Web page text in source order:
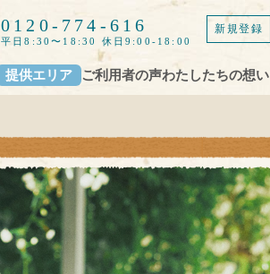
0120-774-616
平日8:30〜18:30 休日9:00-18:00
新規登録
提供エリア ご利用者の声わたしたちの想い